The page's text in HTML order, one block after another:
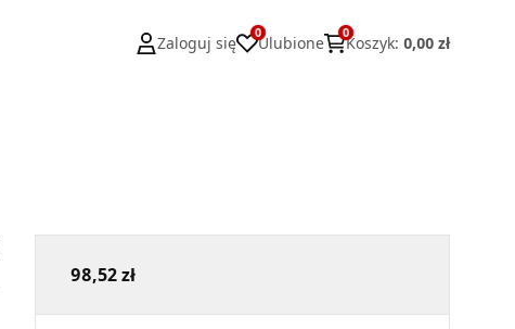
Zaloguj się
0
Ulubione
0
Koszyk: 0,00 zł
98,52 zł